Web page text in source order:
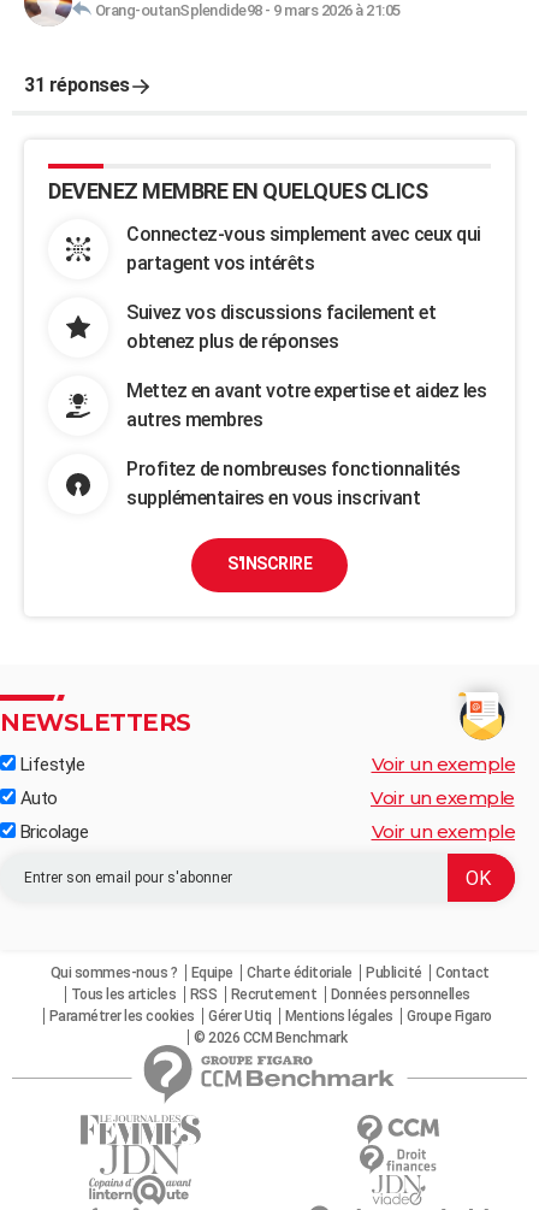
Orang-outanSplendide98- 9 mars 2026 à 21:05
31 réponses
DEVENEZ MEMBRE EN QUELQUES CLICS
Connectez-vous simplement avec ceux qui
partagent vos intérêts
Suivez vos discussions facilement et
obtenez plus de réponses
Mettez en avant votre expertise et aidez les
autres membres
Profitez de nombreuses fonctionnalités
supplémentaires en vous inscrivant
S'INSCRIRE
NEWSLETTERS
Lifestyle Voir un exemple
Auto Voir un exemple
Bricolage Voir un exemple
Qui sommes-nous ? Equipe Charte éditoriale Publicité
Contact
Tous les articles
RSS Recrutement
Données personnelles
Paramétrer les cookies
Gérer Utiq Mentions légales
Groupe Figaro
© 2026 CCM Benchmark